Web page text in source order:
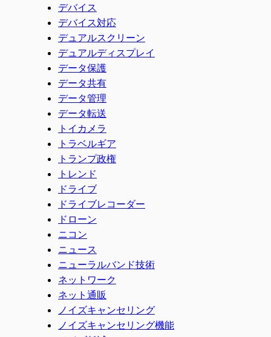
デバイス
デバイス対応
デュアルスクリーン
デュアルディスプレイ
データ保護
データ共有
データ管理
データ転送
トイカメラ
トラベルギア
トランプ政権
トレンド
ドライブ
ドライブレコーダー
ドローン
ニコン
ニュース
ニューラルバンド技術
ネットワーク
ネット通販
ノイズキャンセリング
ノイズキャンセリング機能